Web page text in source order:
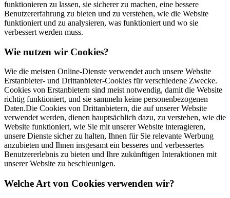
funktionieren zu lassen, sie sicherer zu machen, eine bessere
Benutzererfahrung zu bieten und zu verstehen, wie die Website
funktioniert und zu analysieren, was funktioniert und wo sie
verbessert werden muss.
Wie nutzen wir Cookies?
Wie die meisten Online-Dienste verwendet auch unsere Website
Erstanbieter- und Drittanbieter-Cookies für verschiedene Zwecke.
Cookies von Erstanbietern sind meist notwendig, damit die Website
richtig funktioniert, und sie sammeln keine personenbezogenen
Daten.Die Cookies von Drittanbietern, die auf unserer Website
verwendet werden, dienen hauptsächlich dazu, zu verstehen, wie die
Website funktioniert, wie Sie mit unserer Website interagieren,
unsere Dienste sicher zu halten, Ihnen für Sie relevante Werbung
anzubieten und Ihnen insgesamt ein besseres und verbessertes
Benutzererlebnis zu bieten und Ihre zukünftigen Interaktionen mit
unserer Website zu beschleunigen.
Welche Art von Cookies verwenden wir?